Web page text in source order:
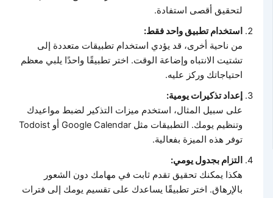
لتحقيق أقصى استفادة.
استخدام تطبيق واحد فقط:
من ناحية أخرى، قد يؤدي استخدام تطبيقات متعددة إلى
تشتيت الانتباه وإضاعة الوقت. اختر تطبيقًا واحدًا يلبي معظم
احتياجاتك وركز عليه.
إعداد تذكيرات يومية:
على سبيل المثال، استخدم ميزات التذكير لضبط مواعيدك
وتنظيم يومك. التطبيقات مثل Google Calendar أو Todoist
توفر هذه الميزة بفعالية.
التزام بجدول يومي:
هكذا يمكنك تحقيق تقدم ثابت في مهامك دون الشعور
بالإرهاق. اختر تطبيقًا يساعدك على تقسيم يومك إلى فترات